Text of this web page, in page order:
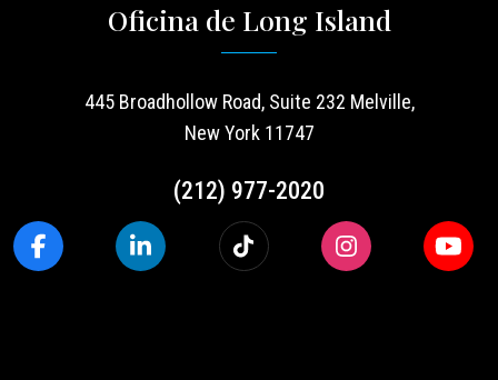
Oficina de Long Island
445 Broadhollow Road, Suite 232 Melville,
New York 11747
(212) 977-2020